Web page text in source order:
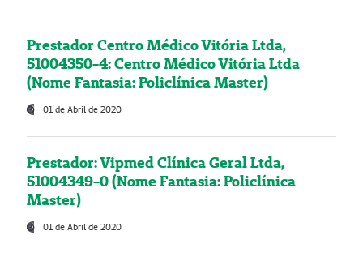
Prestador Centro Médico Vitória Ltda,
51004350-4: Centro Médico Vitória Ltda
(Nome Fantasia: Policlínica Master)
01 de Abril de 2020
Prestador: Vipmed Clínica Geral Ltda,
51004349-0 (Nome Fantasia: Policlínica
Master)
01 de Abril de 2020